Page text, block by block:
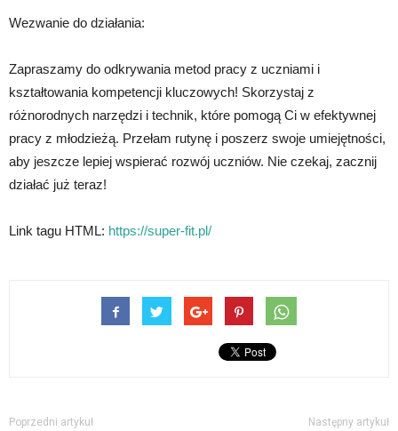
Wezwanie do działania:
Zapraszamy do odkrywania metod pracy z uczniami i
kształtowania kompetencji kluczowych! Skorzystaj z
różnorodnych narzędzi i technik, które pomogą Ci w efektywnej
pracy z młodzieżą. Przełam rutynę i poszerz swoje umiejętności,
aby jeszcze lepiej wspierać rozwój uczniów. Nie czekaj, zacznij
działać już teraz!
Link tagu HTML: https://super-fit.pl/
Poprzedni artykuł Następny artykuł